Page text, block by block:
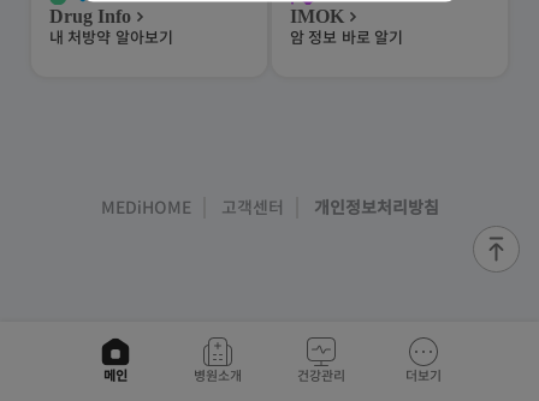
Drug Info
내 처방약 알아보기
IMOK
암 정보 바로 알기
MEDiHOME 고객센터 개인정보처리방침
메인 병원소개 건강관리 더보기